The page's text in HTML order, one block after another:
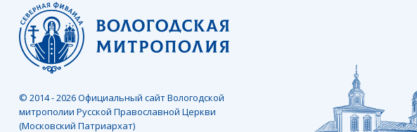
© 2014 - 2026 Официальный сайт Вологодской
митрополии Русской Православной Церкви
(Московский Патриархат)